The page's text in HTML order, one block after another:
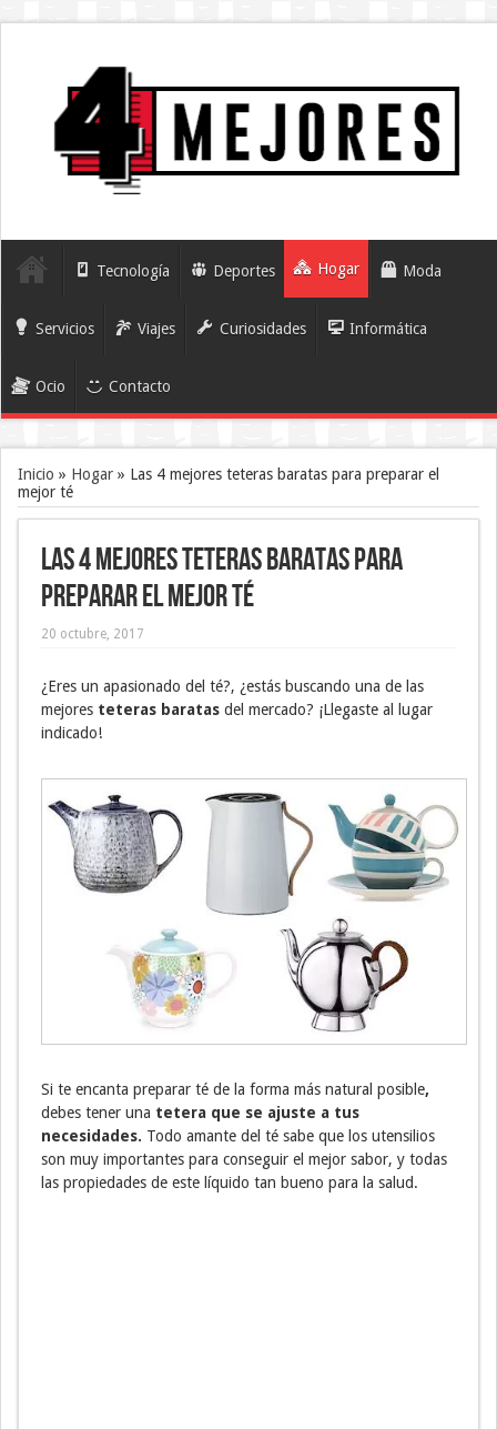
Tecnología Deportes Hogar Moda
Servicios Viajes Curiosidades Informática
Ocio Contacto
Inicio » Hogar » Las 4 mejores teteras baratas para preparar el
mejor té
Las 4 mejores teteras baratas para
preparar el mejor té
20 octubre, 2017
¿Eres un apasionado del té?, ¿estás buscando una de las
mejores teteras baratas del mercado? ¡Llegaste al lugar
indicado!
Si te encanta preparar té de la forma más natural posible,
debes tener una tetera que se ajuste a tus
necesidades. Todo amante del té sabe que los utensilios
son muy importantes para conseguir el mejor sabor, y todas
las propiedades de este líquido tan bueno para la salud.